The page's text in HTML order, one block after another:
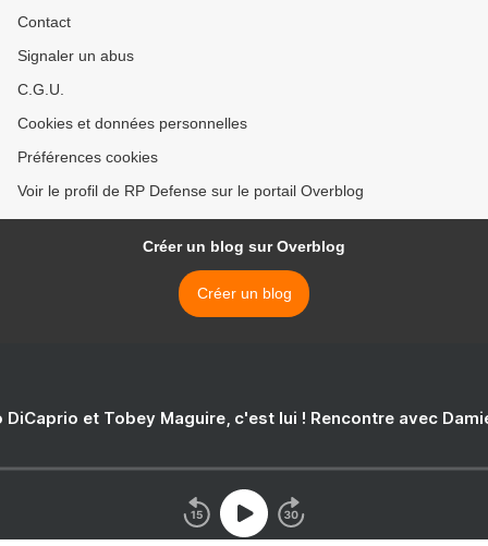
Contact
Signaler un abus
C.G.U.
Cookies et données personnelles
Préférences cookies
Voir le profil de RP Defense sur le portail Overblog
Créer un blog sur Overblog
Créer un blog
DiCaprio et Tobey Maguire, c'est lui ! Rencontre avec